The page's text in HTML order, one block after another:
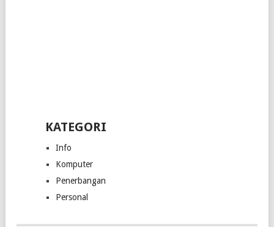
KATEGORI
Info
Komputer
Penerbangan
Personal